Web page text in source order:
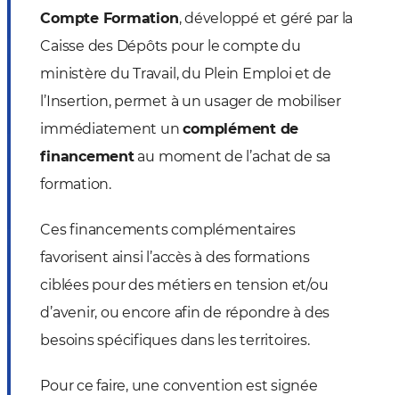
Compte Formation, développé et géré par la
Caisse des Dépôts pour le compte du
ministère du Travail, du Plein Emploi et de
l’Insertion, permet à un usager de mobiliser
immédiatement uncomplément de
financementau moment de l’achat de sa
formation.
Ces financements complémentaires
favorisent ainsi l’accès à des formations
ciblées pour des métiers en tension et/ou
d’avenir, ou encore afin de répondre à des
besoins spécifiques dans les territoires.
Pour ce faire, une convention est signée